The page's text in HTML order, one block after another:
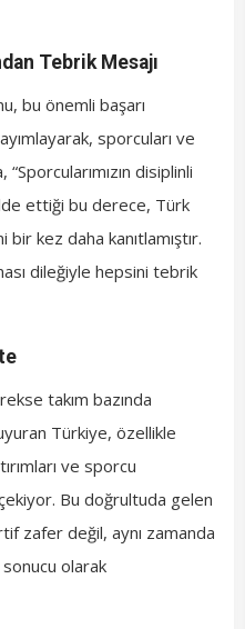
Tebrik Mesajı
bu önemli başarı
sporcuları ve
disiplinli
ettiği bu derece, Türk
kez daha kanıtlamıştır.
dileğiyle hepsini tebrik
takım bazında
Türkiye, özellikle
ve sporcu
Bu doğrultuda gelen
zafer değil, aynı zamanda
olarak